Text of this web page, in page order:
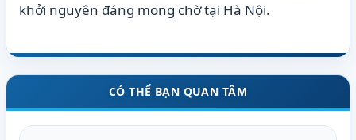
khởi nguyên đáng mong chờ tại Hà Nội.
CÓ THỂ BẠN QUAN TÂM